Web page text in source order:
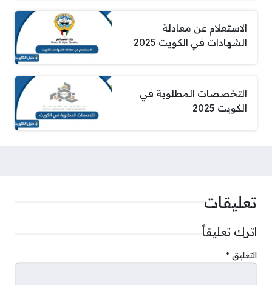
الاستعلام عن معادلة
الشهادات في الكويت 2025
التخصصات المطلوبة في
الكويت 2025
تعليقات
اترك تعليقاً
التعليق *